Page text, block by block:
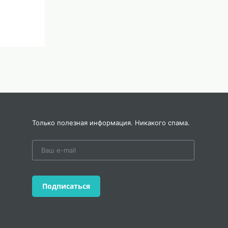
Только полезная информация. Никакого спама.
Подписаться